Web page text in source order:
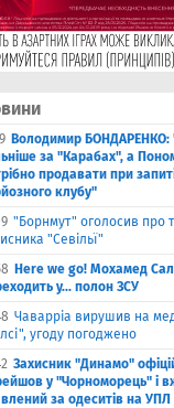
Володимир
за "Карабах", а
продавати при
клубу"
"Борнмут" оголосив про
"Севільї"
Here we go! Мохамед
у... полон ЗСУ
Чаварріа вирушив на
угоду погоджено
Захисник "Динамо"
у "Чорноморець" і
за одеситів на УПЛ